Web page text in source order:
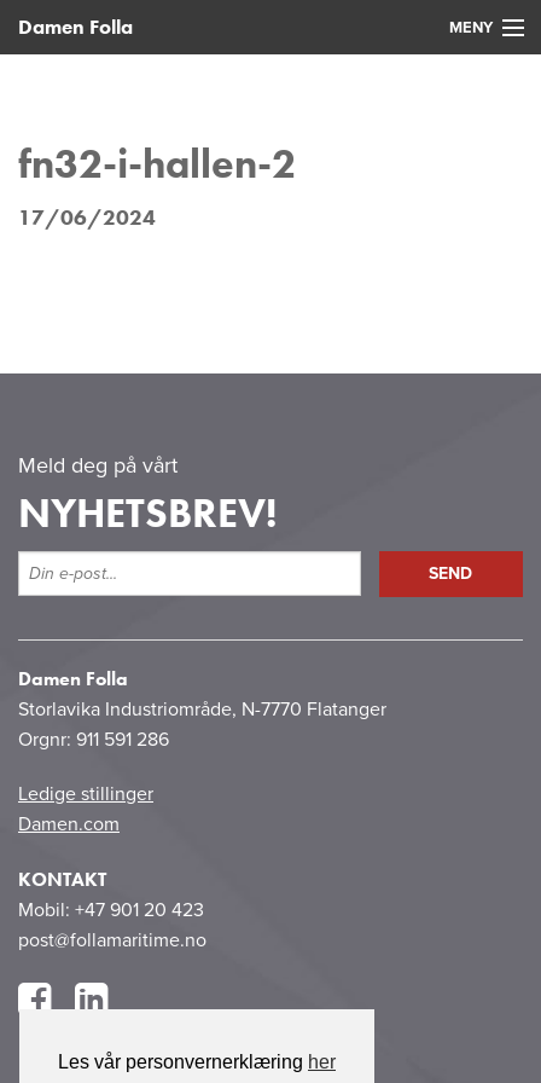
Les vår personvernerklæring her
Damen Folla MENY
fn32-i-hallen-2
17/06/2024
Meld deg på vårt
NYHETSBREV!
Damen Folla
Storlavika Industriområde, N-7770 Flatanger
Orgnr: 911 591 286
Ledige stillinger
Damen.com
KONTAKT
Mobil: +47 901 20 423
post@follamaritime.no